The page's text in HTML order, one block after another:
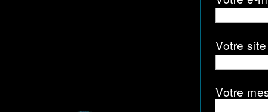
Votre
Votre